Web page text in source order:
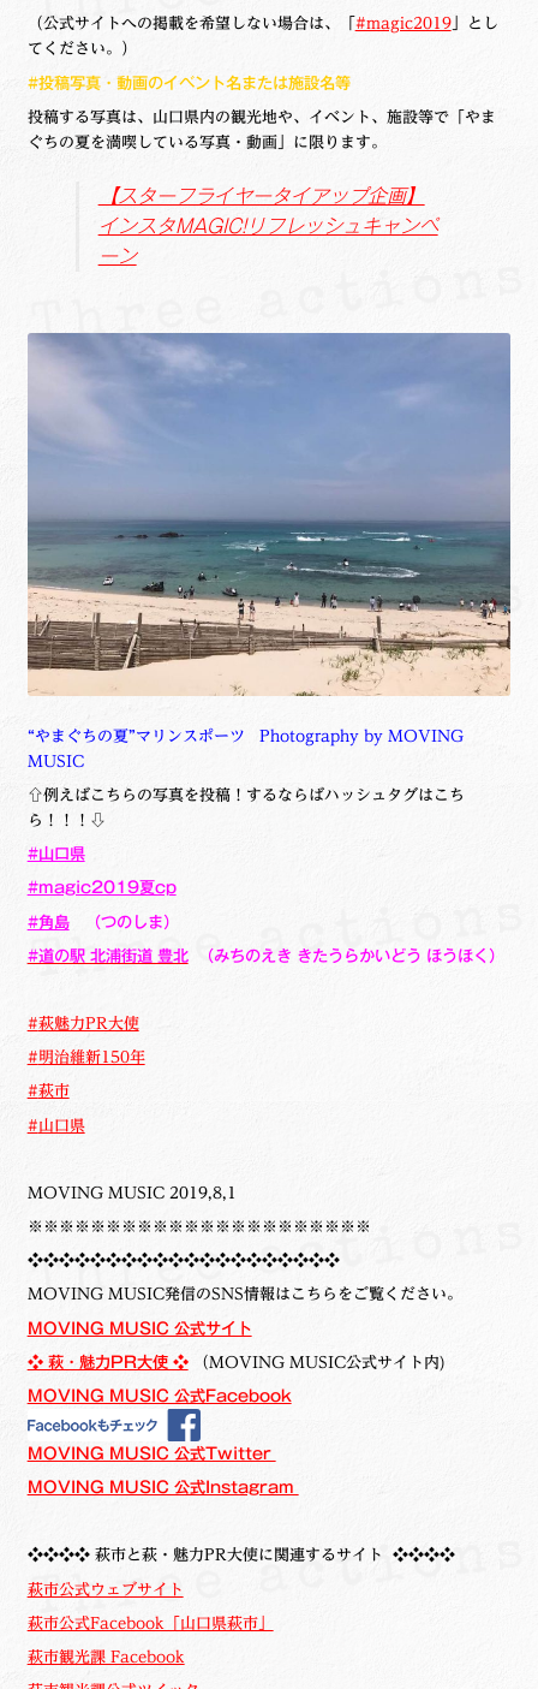
（公式サイトへの掲載を希望しない場合は、「 #magic2019」とし
てください。）
#投稿写真・動画のイベント名または施設名等
投稿する写真は、山口県内の観光地や、イベント、施設等で「やま
ぐちの夏を満喫している写真・動画」に限ります。
【スターフライヤータイアップ企画】
インスタMAGIC!リフレッシュキャンペ
ーン
“やまぐちの夏”マリンスポーツ Photography by MOVING
MUSIC
⇧例えばこちらの写真を投稿！するならばハッシュタグはこち
ら！！！⇩
#山口県
#magic2019夏cp
#角島（つのしま）
#道の駅 北浦街道 豊北 （みちのえき きたうらかいどう ほうほく）
#萩魅力PR大使
#明治維新150年
#萩市
#山口県
MOVING MUSIC 2019,8,1
※※※※※※※※※※※※※※※※※※※※※※
❖❖❖❖❖❖❖❖❖❖❖❖❖❖❖❖❖❖❖❖
MOVING MUSIC発信のSNS情報はこちらをご覧ください。
MOVING MUSIC 公式サイト
❖ 萩・魅力PR大使 ❖（MOVING MUSIC公式サイト内)
MOVING MUSIC 公式Facebook
MOVING MUSIC 公式Twitter
MOVING MUSIC 公式Instagram
❖❖❖❖ 萩市と萩・魅力PR大使に関連するサイト ❖❖❖❖
萩市公式ウェブサイト
萩市公式Facebook「山口県萩市」
萩市観光課 Facebook